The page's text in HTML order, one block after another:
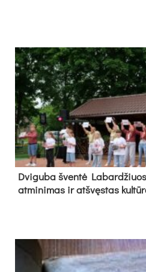
Dvi­gu­ba šven­tė
at­mi­ni­mas ir at­švęs­tas